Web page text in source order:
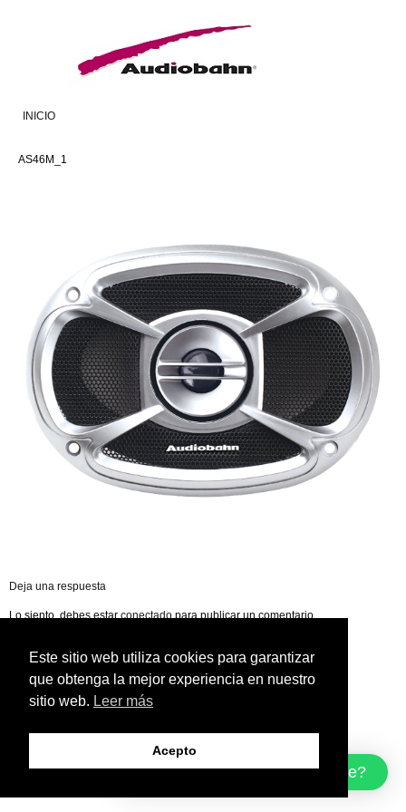
INICIO
AS46M_1
Deja una respuesta
Lo siento, debes estarconectadopara publicar un comentario.
¿Cómo podemos ayudarte?
Este sitio web utiliza cookies para garantizar
que obtenga la mejor experiencia en nuestro
sitio web. Leer más
Acepto